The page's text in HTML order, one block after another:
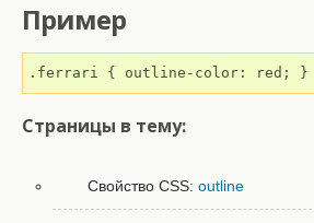
Пример
.ferrari { outline-color: red; }
Страницы в тему:
Свойство CSS:outline